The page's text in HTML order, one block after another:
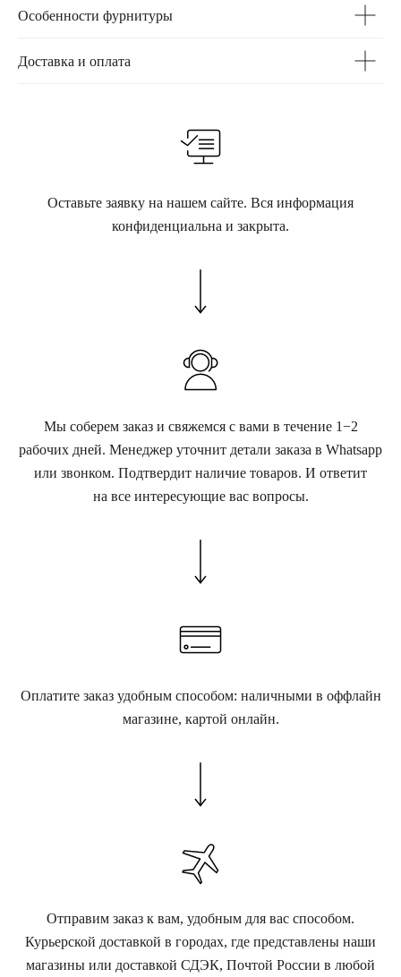
Особенности фурнитуры
Доставка и оплата
Оставьте заявку на нашем сайте. Вся информация
конфиденциальна и закрыта.
Мы соберем заказ и свяжемся с вами в течение 1−2
рабочих дней. Менеджер уточнит детали заказа в Whatsapp
или звонком. Подтвердит наличие товаров. И ответит
на все интересующие вас вопросы.
Оплатите заказ удобным способом: наличными в оффлайн
магазине, картой онлайн.
Отправим заказ к вам, удобным для вас способом.
Курьерской доставкой в городах, где представлены наши
магазины или доставкой СДЭК, Почтой России в любой